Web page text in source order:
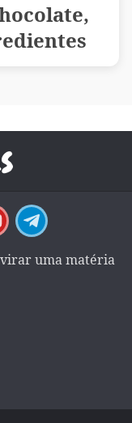
virar uma matéria